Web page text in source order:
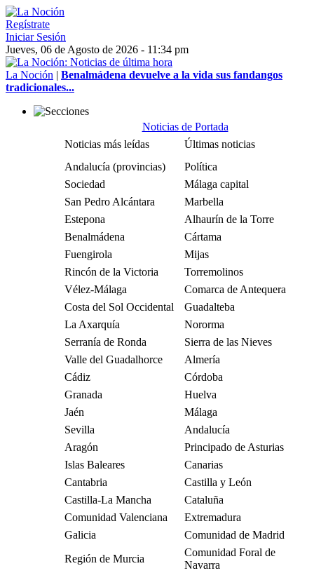
Regístrate
Iniciar Sesión
Jueves, 06 de Agosto de 2026 - 11:34 pm
La Noción | Benalmádena devuelve a la vida sus fandangos
tradicionales...
Noticias de Portada
Noticias más leídas
Últimas noticias
Andalucía (provincias)
Política
Sociedad
Málaga capital
San Pedro Alcántara
Marbella
Estepona
Alhaurín de la Torre
Benalmádena
Cártama
Fuengirola
Mijas
Rincón de la Victoria
Torremolinos
Vélez-Málaga
Comarca de Antequera
Costa del Sol Occidental
Guadalteba
La Axarquía
Nororma
Serranía de Ronda
Sierra de las Nieves
Valle del Guadalhorce
Almería
Cádiz
Córdoba
Granada
Huelva
Jaén
Málaga
Sevilla
Andalucía
Aragón
Principado de Asturias
Islas Baleares
Canarias
Cantabria
Castilla y León
Castilla-La Mancha
Cataluña
Comunidad Valenciana
Extremadura
Galicia
Comunidad de Madrid
Región de Murcia
Comunidad Foral de
Navarra